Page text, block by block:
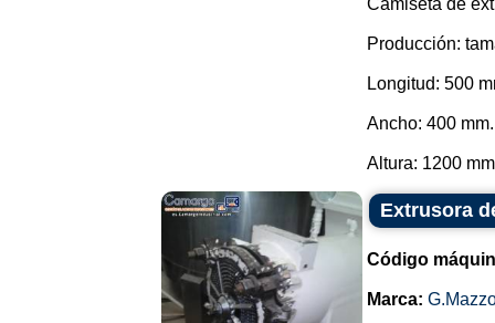
Camiseta de
Producción:
Longitud: 500
Ancho: 400 mm.
Altura: 1200
Extrusora
Código
Marca: